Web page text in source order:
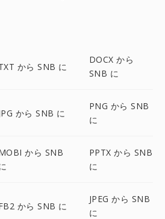
から SNB に
DOCX から
SNB に
から SNB に
PNG から SNB
に
から SNB
PPTX から SNB
に
から SNB に
JPEG から SNB
に